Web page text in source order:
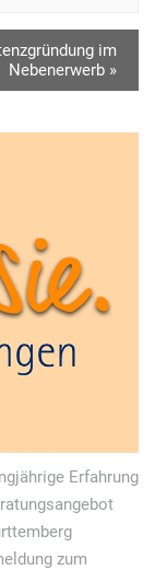
im
Nebenerwerb »
Erfahrung
zum